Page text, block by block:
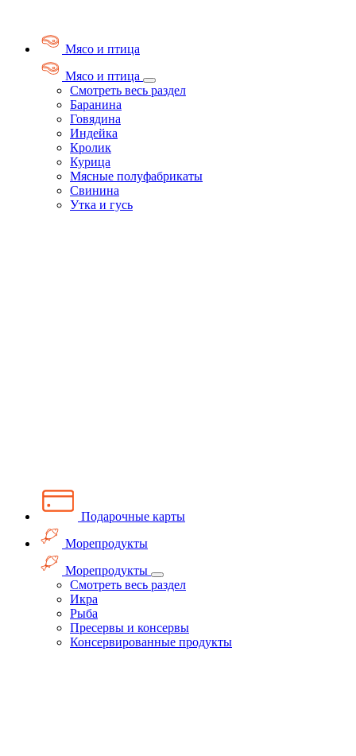
Мясо и птица
Мясо и птица
Смотреть весь раздел
Баранина
Говядина
Индейка
Кролик
Курица
Мясные полуфабрикаты
Свинина
Утка и гусь
Подарочные карты
Морепродукты
Морепродукты
Смотреть весь раздел
Икра
Рыба
Пресервы и консервы
Консервированные продукты